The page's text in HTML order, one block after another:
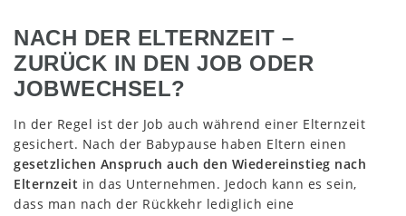
NACH DER ELTERNZEIT –
ZURÜCK IN DEN JOB ODER
JOBWECHSEL?
In der Regel ist der Job auch während einer Elternzeit
gesichert. Nach der Babypause haben Eltern einen
gesetzlichen Anspruch auch den Wiedereinstieg nach
Elternzeit in das Unternehmen. Jedoch kann es sein,
dass man nach der Rückkehr lediglich eine